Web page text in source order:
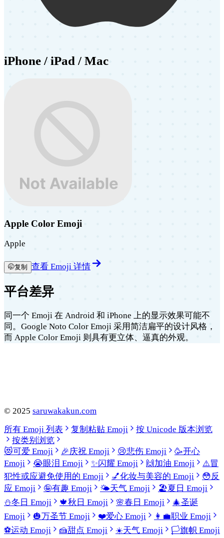
iPhone / iPad / Mac
Apple Color Emoji
Apple
🤭复制 查看 Emoji 详情
平台差异
同一个 Emoji 在 Android 和 iPhone 上的显示效果可能不
同。Google Noto Color Emoji 采用简洁扁平的设计风格，
而 Apple Color Emoji 则具有更立体、逼真的外观。
© 2025 saruwakakun.com
所有 Emoji 列表
复制粘贴 Emoji
按 Unicode 版本浏览
按类别浏览
😻可爱 Emoji 🎉庆祝 Emoji 😢悲伤 Emoji 🥳开心
Emoji
😭眼泪 Emoji ✨闪耀 Emoji 🙌 加油 Emoji ⚠️冒
犯性或应避免使用的 Emoji
💅化妆与美容的 Emoji 😳反
应 Emoji
🤪有趣 Emoji 🌤️天气 Emoji 🏖️夏日 Emoji
⛄冬日 Emoji 🍁秋日 Emoji 🌸春日 Emoji 🎄圣诞
Emoji
🎃万圣节 Emoji ❤️爱心 Emoji 👩‍💼职业 Emoji
⚽运动 Emoji 🍰甜点 Emoji ☀️天气 Emoji 🏳️旗帜 Emoji